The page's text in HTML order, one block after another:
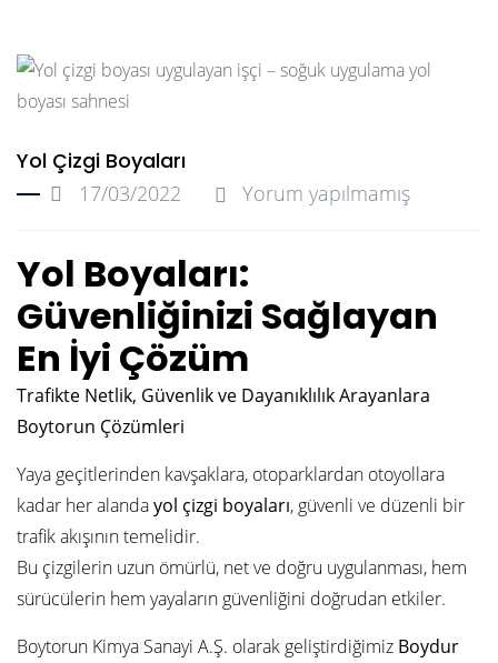
Yol Çizgi Boyaları
17/03/2022 Yorum yapılmamış
Yol Boyaları:
Güvenliğinizi Sağlayan
En İyi Çözüm
Trafikte Netlik, Güvenlik ve Dayanıklılık Arayanlara
Boytorun Çözümleri
Yaya geçitlerinden kavşaklara, otoparklardan otoyollara
kadar her alandayol çizgi boyaları, güvenli ve düzenli bir
trafik akışının temelidir.
Bu çizgilerin uzun ömürlü, net ve doğru uygulanması, hem
sürücülerin hem yayaların güvenliğini doğrudan etkiler.
Boytorun Kimya Sanayi A.Ş. olarak geliştirdiğimiz Boydur